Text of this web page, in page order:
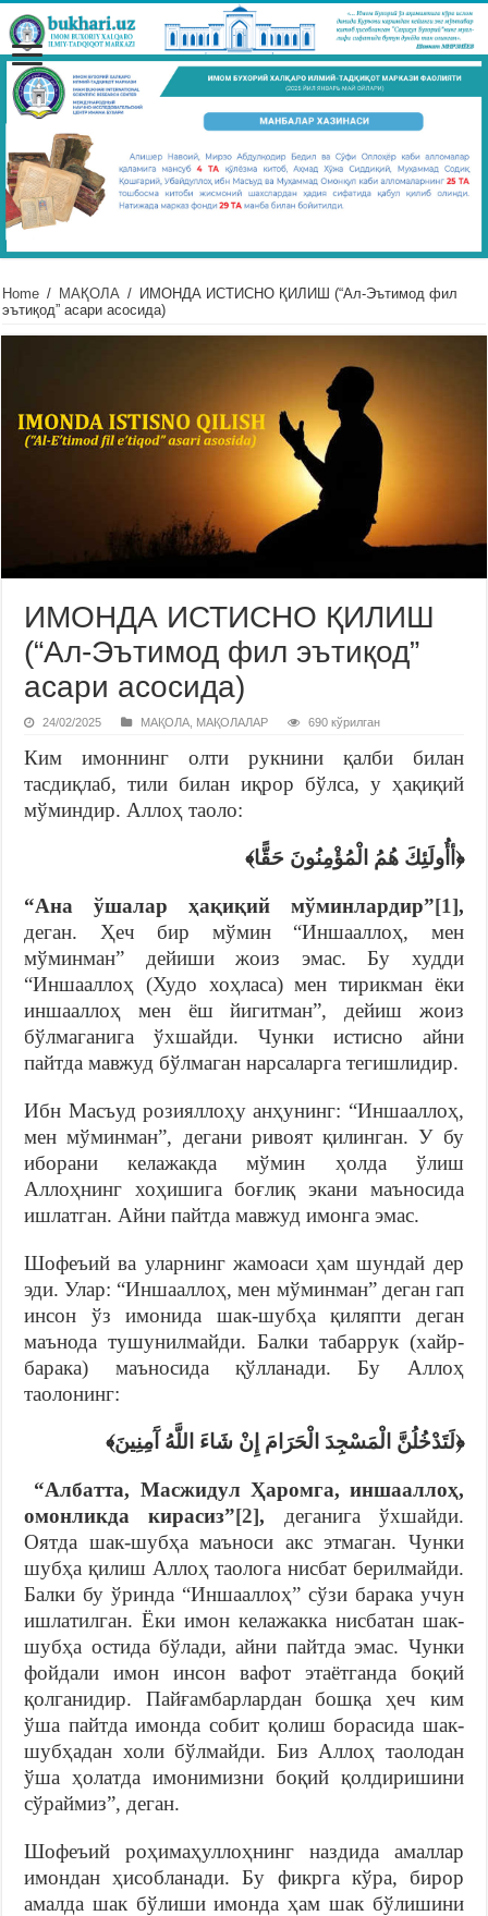
Home / МАҚОЛА / ИМОНДА ИСТИСНО ҚИЛИШ (“Ал-Эътимод фил
эътиқод” асари асосида)
ИМОНДА ИСТИСНО ҚИЛИШ
(“Ал-Эътимод фил эътиқод”
асари асосида)
24/02/2025 МАҚОЛА МАҚОЛАЛАР 690 кўрилган
Ким имоннинг олти рукнини қалби билан
тасдиқлаб, тили билан иқрор бўлса, у ҳақиқий
мўминдир. Аллоҳ таоло:
﴿أأُولَئِكَ هُمُ الْمُؤْمِنُونَ حَقًّا﴾
“Ана ўшалар ҳақиқий мўминлардир”[1],
деган. Ҳеч бир мўмин “Иншааллоҳ, мен
мўминман” дейиши жоиз эмас. Бу худди
“Иншааллоҳ (Худо хоҳласа) мен тирикман ёки
иншааллоҳ мен ёш йигитман”, дейиш жоиз
бўлмаганига ўхшайди. Чунки истисно айни
пайтда мавжуд бўлмаган нарсаларга тегишлидир.
Ибн Масъуд розияллоҳу анҳунинг: “Иншааллоҳ,
мен мўминман”, дегани ривоят қилинган. У бу
иборани келажакда мўмин ҳолда ўлиш
Аллоҳнинг хоҳишига боғлиқ экани маъносида
ишлатган. Айни пайтда мавжуд имонга эмас.
Шофеъий ва уларнинг жамоаси ҳам шундай дер
эди. Улар: “Иншааллоҳ, мен мўминман” деган гап
инсон ўз имонида шак-шубҳа қиляпти деган
маънода тушунилмайди. Балки табаррук (хайр-
барака) маъносида қўлланади. Бу Аллоҳ
таолонинг:
﴿لَتَدْخُلُنَّ الْمَسْجِدَ الْحَرَامَ إِنْ شَاءَ اللَّهُ آَمِنِينَ﴾
“Албатта, Масжидул Ҳаромга, иншааллоҳ,
омонликда кирасиз”[2], деганига ўхшайди.
Оятда шак-шубҳа маъноси акс этмаган. Чунки
шубҳа қилиш Аллоҳ таолога нисбат берилмайди.
Балки бу ўринда “Иншааллоҳ” сўзи барака учун
ишлатилган. Ёки имон келажакка нисбатан шак-
шубҳа остида бўлади, айни пайтда эмас. Чунки
фойдали имон инсон вафот этаётганда боқий
қолганидир. Пайғамбарлардан бошқа ҳеч ким
ўша пайтда имонда собит қолиш борасида шак-
шубҳадан холи бўлмайди. Биз Аллоҳ таолодан
ўша ҳолатда имонимизни боқий қолдиришини
сўраймиз”, деган.
Шофеъий роҳимаҳуллоҳнинг наздида амаллар
имондан ҳисобланади. Бу фикрга кўра, бирор
амалда шак бўлиши имонда ҳам шак бўлишини